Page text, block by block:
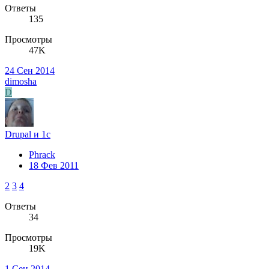
Ответы
135
Просмотры
47K
24 Сен 2014
dimosha
D
Drupal и 1с
Phrack
18 Фев 2011
2 3 4
Ответы
34
Просмотры
19K